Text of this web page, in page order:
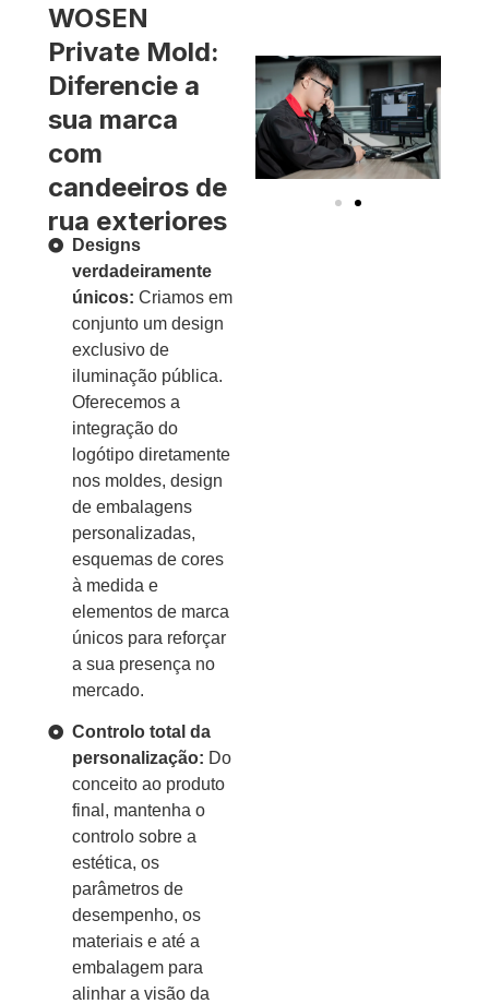
WOSEN
Private Mold:
Diferencie a
sua marca
com
candeeiros de
rua exteriores
Designs
verdadeiramente
únicos:Criamos em
conjunto um design
exclusivo de
iluminação pública.
Oferecemos a
integração do
logótipo diretamente
nos moldes, design
de embalagens
personalizadas,
esquemas de cores
à medida e
elementos de marca
únicos para reforçar
a sua presença no
mercado.
Controlo total da
personalização: Do
conceito ao produto
final, mantenha o
controlo sobre a
estética, os
parâmetros de
desempenho, os
materiais e até a
embalagem para
alinhar a visão da